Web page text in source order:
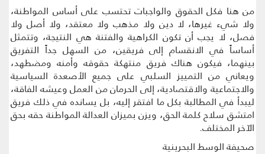
من هنا فكل الحقوق والواجبات تحتسب على أساس المواطنة،
ولا شيء غيرها، لا دين ولا مذهب ولا معتقد، ولا أصل ولا
فصل، لا يجب أن تكون الكراهية والفتنة هي النتيجة، وتتمثل
أساساً في الانقسام إلى فريقين، من السهل جداً التفريق
بينهما، فيكون هناك فريق منتهكة حقوقه وأمنه ومضطهد،
ويعاني من التمييز السلبي على جميع الأصعدة السياسية
والاجتماعية والاقتصادية، إلى الحرمان من العمل وعيشه الفاقة،
ليبدأ في المطالبة بكل ما افتقر إليه، بل يسانده في ذلك فريق
امتشق سلاح كلمة الحق، ويزن بميزان العدالة المواطنة حقه بحق
الآخر المختلف.
صحيفة الوسط البحرينية